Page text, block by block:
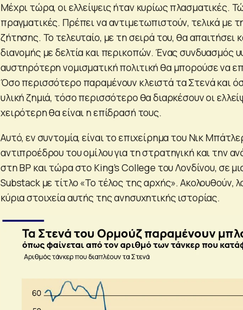
Μέχρι τώρα, οι ελλείψεις ήταν κυρίως πλασματικές.
πραγματικές. Πρέπει να αντιμετωπιστούν, τελικά με
ζήτησης. Το τελευταίο, με τη σειρά του, θα απαιτήσει
διανομής με δελτία και περικοπών. Ένας συνδυασμός
αυστηρότερη νομισματική πολιτική θα μπορούσε να
Όσο περισσότερο παραμένουν κλειστά τα Στενά και
υλική ζημιά, τόσο περισσότερο θα διαρκέσουν οι
χειρότερη θα είναι η επίδρασή τους.
Αυτό, εν συντομία, είναι το επιχείρημα του Νικ
αντιπροέδρου του ομίλου για τη στρατηγική και την
στη BP και τώρα στο King’s College του Λονδίνου, σε
Substack με τίτλο «Το τέλος της αρχής». Ακολουθούν,
κύρια στοιχεία αυτής της ανησυχητικής ιστορίας.